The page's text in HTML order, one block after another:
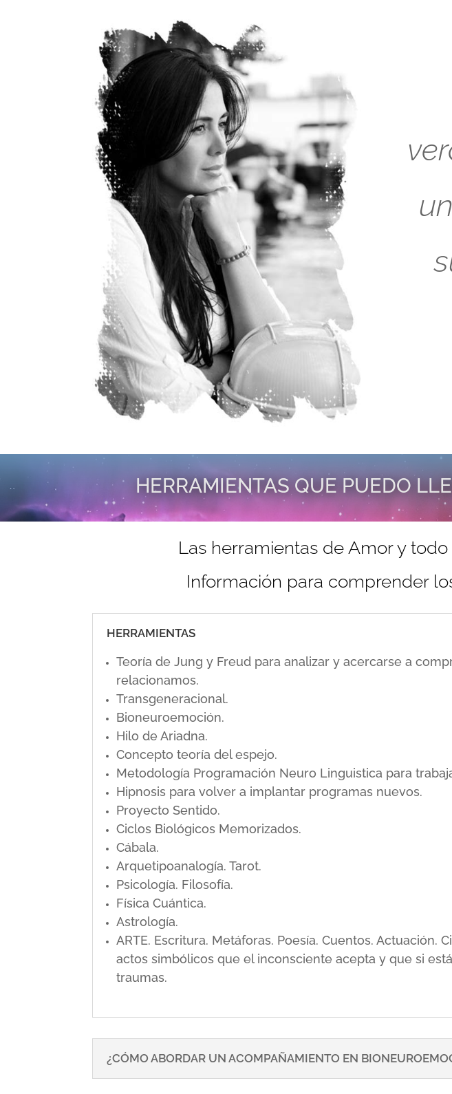
HERRAMIENTAS QUE PUEDO
Las herramientas de Amor y
Información para comprender
HERRAMIENTAS
Teoría de Jung y Freud para analizar y acercarse a
relacionamos.
Transgeneracional.
Bioneuroemoción.
Hilo de Ariadna.
Concepto teoría del espejo.
Metodología Programación Neuro Linguistica para
Hipnosis para volver a implantar programas nuevos.
Proyecto Sentido.
Ciclos Biológicos Memorizados.
Cábala.
Arquetipoanalogía. Tarot.
Psicología. Filosofía.
Física Cuántica.
Astrología.
ARTE. Escritura. Metáforas. Poesía. Cuentos. Actuación.
actos simbólicos que el inconsciente acepta y que si
traumas.
¿CÓMO ABORDAR UN ACOMPAÑAMIENTO EN